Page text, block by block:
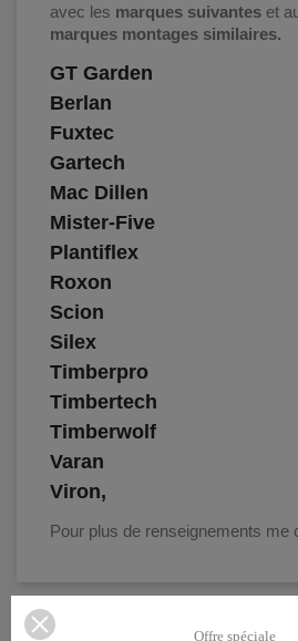
avec les marques suivantes et
marques montages similaires.
GT Garden
Berlan
Fuxtec
Gartech
Mac Dillen
Mister-Five
Plantiflex
Roxon
Scion
Silex
Timberpro
Timbertech
Timberwolf
Varan
Viron,
Pour plus de renseignements me
Offre spéciale